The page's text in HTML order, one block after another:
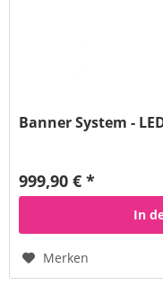
Banner System -
999,90 € *
In
Merken